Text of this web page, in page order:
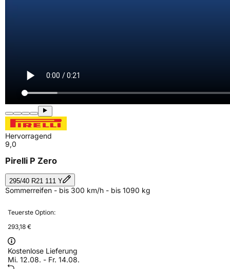
Hervorragend
9,0
Pirelli P Zero
295/40 R21 111 Y
Sommerreifen - bis 300 km/h - bis 1090 kg
Teuerste Option:
293,18 €
Kostenlose Lieferung
Mi. 12.08. - Fr. 14.08.